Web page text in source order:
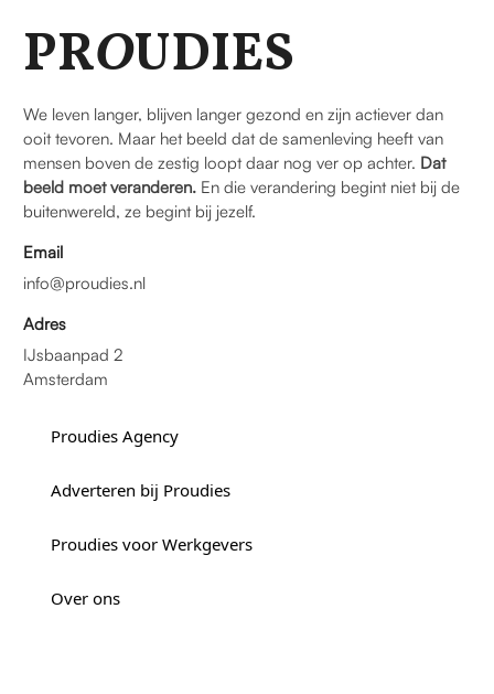
PROUDIES
We leven langer, blijven langer gezond en zijn actiever dan
ooit tevoren. Maar het beeld dat de samenleving heeft van
mensen boven de zestig loopt daar nog ver op achter. Dat
beeld moet veranderen. En die verandering begint niet bij de
buitenwereld, ze begint bij jezelf.
Email
info@proudies.nl
Adres
IJsbaanpad 2
Amsterdam
Proudies Agency
Adverteren bij Proudies
Proudies voor Werkgevers
Over ons